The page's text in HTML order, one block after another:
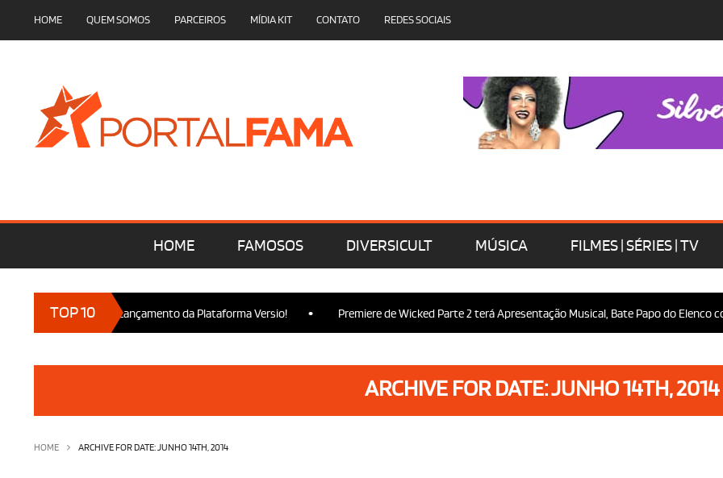
HOME QUEM SOMOS PARCEIROS MÍDIA KIT CONTATO REDES SOCIAIS
HOME FAMOSOS DIVERSICULT MÚSICA FILMES | SÉRIES | TV
TOP 10
presença no Lançamento da Plataforma Versio! Premiere de Wicked Parte 2 terá Apresentação Musical, Bate Papo do Elenco
ARCHIVE FOR DATE: JUNHO 14TH, 2014
HOME ARCHIVE FOR DATE: JUNHO 14TH, 2014